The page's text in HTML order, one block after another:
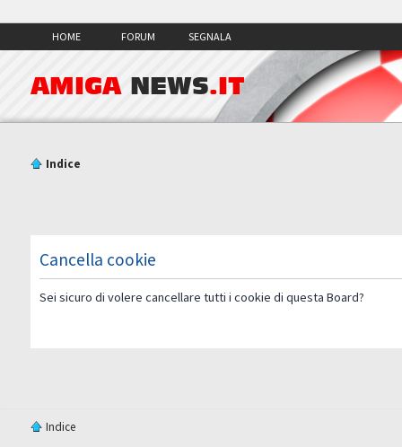
HOME FORUM SEGNALA
AMIGA NEWS.IT
Indice
Cancella cookie
Sei sicuro di volere cancellare tutti i cookie di questa Board?
Indice